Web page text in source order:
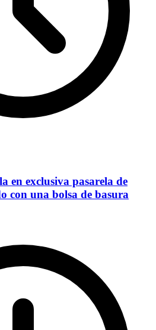
en exclusiva pasarela de
con una bolsa de basura